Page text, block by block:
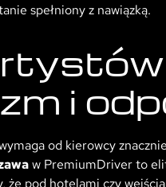
spełniony z nawiązką.
i
od kierowcy
w PremiumDriver to
że pod hotelami czy